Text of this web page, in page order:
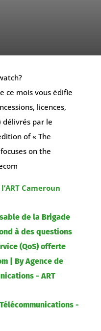
ce mois vous édifie
licences,
par le
of « The
on the
Cameroun
de la Brigade
à des questions
(QoS) offerte
| By Agence de
- ART
-